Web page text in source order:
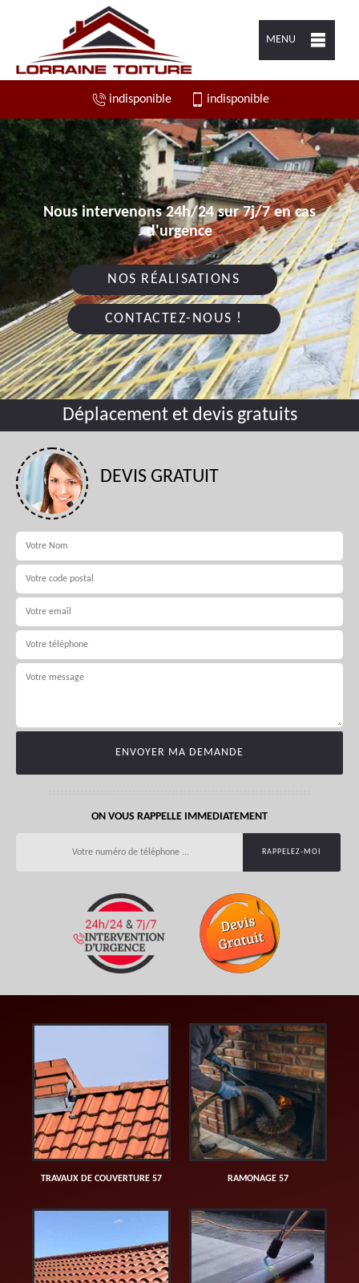
MENU
indisponible indisponible
Nous intervenons 24h/24 sur 7j/7 en cas
d'urgence
NOS RÉALISATIONS
CONTACTEZ-NOUS !
Déplacement et devis gratuits
DEVIS GRATUIT
ON VOUS RAPPELLE IMMEDIATEMENT
TRAVAUX DE COUVERTURE 57 RAMONAGE 57